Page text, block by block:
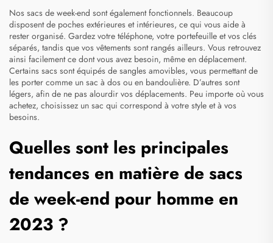
Nos sacs de week-end sont également fonctionnels. Beaucoup
disposent de poches extérieures et intérieures, ce qui vous aide à
rester organisé. Gardez votre téléphone, votre portefeuille et vos clés
séparés, tandis que vos vêtements sont rangés ailleurs. Vous retrouvez
ainsi facilement ce dont vous avez besoin, même en déplacement.
Certains sacs sont équipés de sangles amovibles, vous permettant de
les porter comme un sac à dos ou en bandoulière. D’autres sont
légers, afin de ne pas alourdir vos déplacements. Peu importe où vous
achetez, choisissez un sac qui correspond à votre style et à vos
besoins.
Quelles sont les principales
tendances en matière de sacs
de week-end pour homme en
2023 ?